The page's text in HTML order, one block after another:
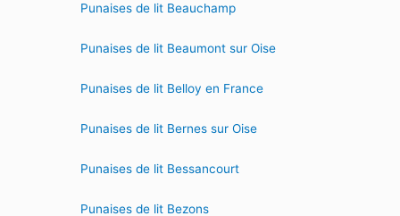
Punaises de lit Beauchamp
Punaises de lit Beaumont sur Oise
Punaises de lit Belloy en France
Punaises de lit Bernes sur Oise
Punaises de lit Bessancourt
Punaises de lit Bezons